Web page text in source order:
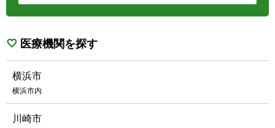
医療機関を探す
横浜市
横浜市内
川崎市